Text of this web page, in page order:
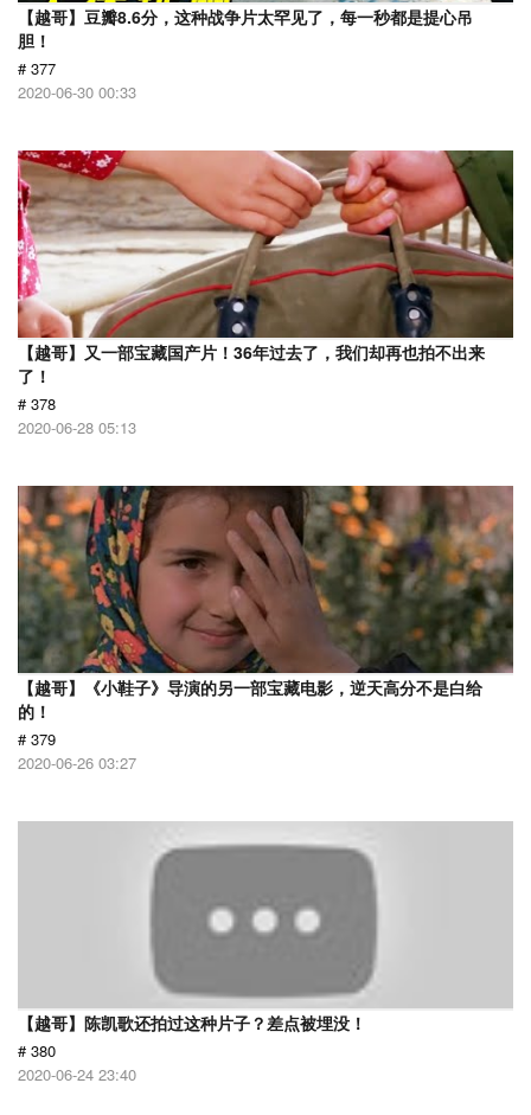
【越哥】豆瓣8.6分，这种战争片太罕见了，每一秒都是提心吊
胆！
# 377
2020-06-30 00:33
【越哥】又一部宝藏国产片！36年过去了，我们却再也拍不出来
了！
# 378
2020-06-28 05:13
【越哥】《小鞋子》导演的另一部宝藏电影，逆天高分不是白给
的！
# 379
2020-06-26 03:27
【越哥】陈凯歌还拍过这种片子？差点被埋没！
# 380
2020-06-24 23:40